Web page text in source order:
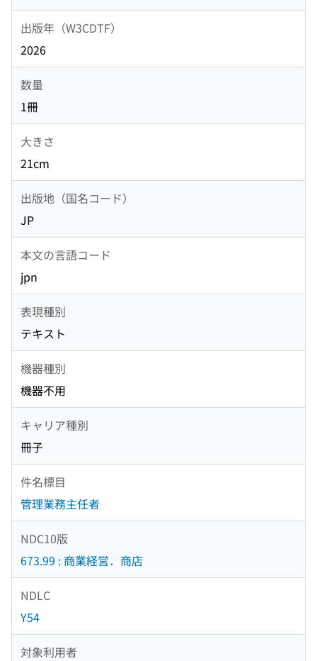
出版年（W3CDTF）
2026
数量
1冊
大きさ
21cm
出版地（国名コード）
JP
本文の言語コード
jpn
表現種別
テキスト
機器種別
機器不用
キャリア種別
冊子
件名標目
管理業務主任者
NDC10版
673.99 : 商業経営．商店
NDLC
Y54
対象利用者